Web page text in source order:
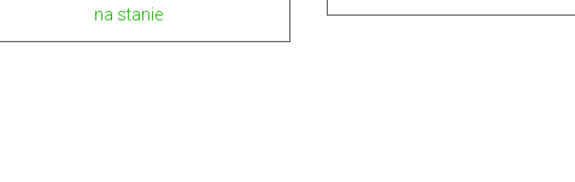
na stanie